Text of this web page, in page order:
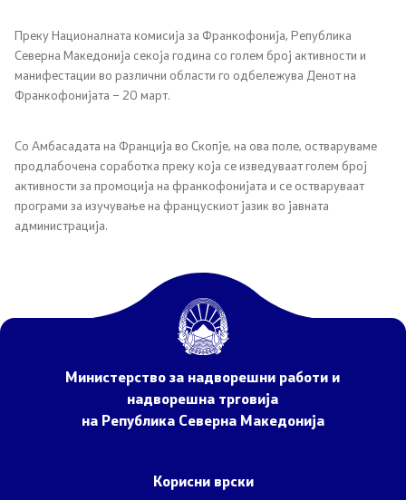
Колку сте задоволни од конзуларните услуги
Односи со јавност
Новости
Соопштенија
Прес-конференции
Публикации
Акредитации
Договори, резолуции и мерки
Меѓународни договори
Преку Националната комисија за Франкофонија, Република
Северна Македонија секоја година со голем број активности и
манифестации во различни области го одбележува Денот на
Франкофонијата – 20 март.
Со Амбасадата на Франција во Скопје, на ова поле, остваруваме
продлабочена соработка преку која се изведуваат голем број
активности за промоција на франкофонијата и се остваруваат
програми за изучување на францускиот јазик во јавната
администрација.
Министерство за надворешни работи и
надворешна трговија
на Република Северна Македонија
Корисни врски